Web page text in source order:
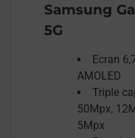
Samsung
5G
Ecran
AMOLED
Triple
50Mpx,
5Mpx